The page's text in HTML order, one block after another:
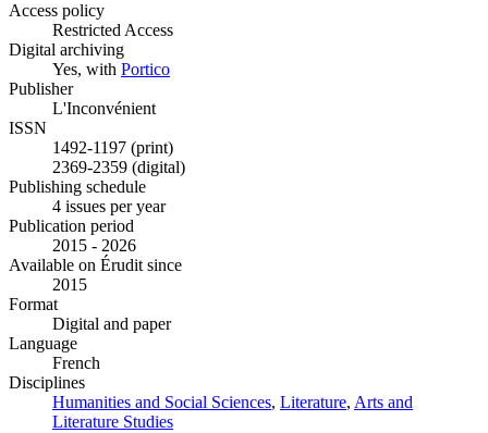
Access policy
Restricted Access
Digital archiving
Yes, with Portico
Publisher
L'Inconvénient
ISSN
1492-1197 (print)
2369-2359 (digital)
Publishing schedule
4 issues per year
Publication period
2015 - 2026
Available on Érudit since
2015
Format
Digital and paper
Language
French
Disciplines
Humanities and Social Sciences, Literature, Arts and
Literature Studies